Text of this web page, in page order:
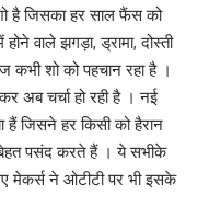
है जिसका हर साल फैंस को
वाले झगड़ा, ड्रामा, दोस्ती
शो को पहचान रहा है ।
चर्चा हो रही है । नई
जिसने हर किसी को हैरान
पसंद करते हैं । ये सभीके
मेकर्स ने ओटीटी पर भी इसके